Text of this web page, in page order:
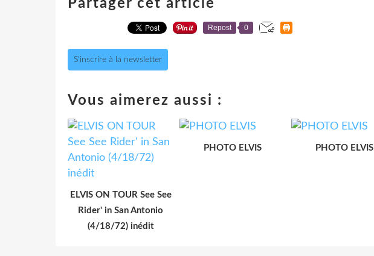
Partager cet article
Repost 0
S'inscrire à la newsletter
Vous aimerez aussi :
ELVIS ON TOUR See See
Rider' in San Antonio
(4/18/72) inédit
PHOTO ELVIS PHOTO ELVIS